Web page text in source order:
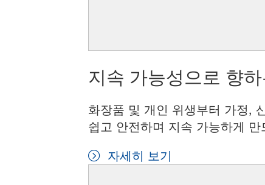
지속 가능성으로 향
화장품 및 개인 위생부터 가정,
쉽고 안전하며 지속 가능하게
자세히 보기